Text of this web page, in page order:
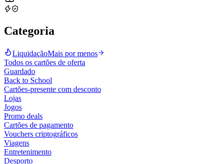
Categoria
LiquidaçãoMais por menos
Todos os cartões de oferta
Guardado
Back to School
Cartões-presente com desconto
Lojas
Jogos
Promo deals
Cartões de pagamento
Vouchers criptográficos
Viagens
Entretenimento
Desporto